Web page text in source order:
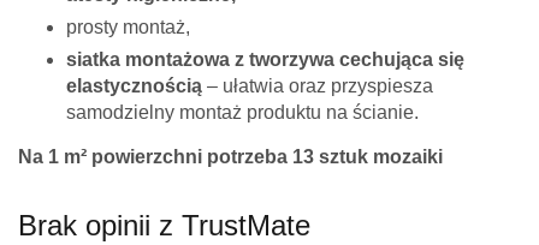
prosty montaż,
siatka montażowa z tworzywa cechująca się
elastycznością – ułatwia oraz przyspiesza
samodzielny montaż produktu na ścianie.
Na 1 m² powierzchni potrzeba 13 sztuk mozaiki
Brak opinii z TrustMate